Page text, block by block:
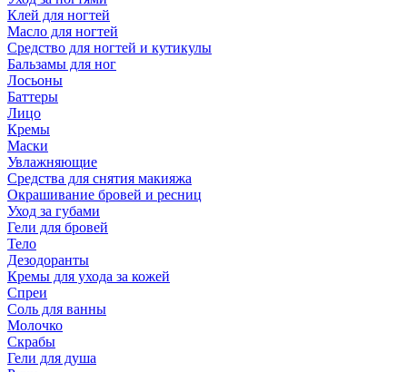
Клей для ногтей
Масло для ногтей
Средство для ногтей и кутикулы
Бальзамы для ног
Лосьоны
Баттеры
Лицо
Кремы
Маски
Увлажняющие
Средства для снятия макияжа
Окрашивание бровей и ресниц
Уход за губами
Гели для бровей
Тело
Дезодоранты
Кремы для ухода за кожей
Спреи
Соль для ванны
Молочко
Скрабы
Гели для душа